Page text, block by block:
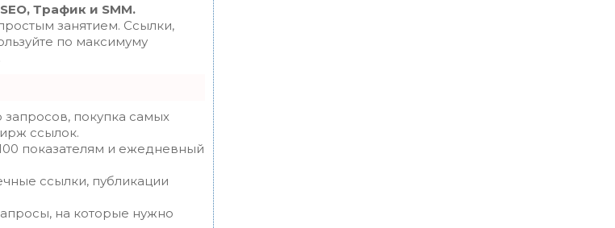
SEO, Трафик и SMM.
занятием. Ссылки,
по максимуму
покупка самых
ссылок.
показателям и ежедневный
ссылки, публикации
на которые нужно